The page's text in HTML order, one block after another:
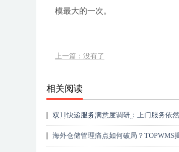
模最大的一次。
上一篇：没有了
相关阅读
双11快递服务满意度调研：上门服务依
海外仓储管理痛点如何破局？TOPWMS